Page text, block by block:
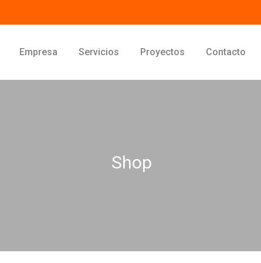
Empresa Servicios Proyectos Contacto
Shop